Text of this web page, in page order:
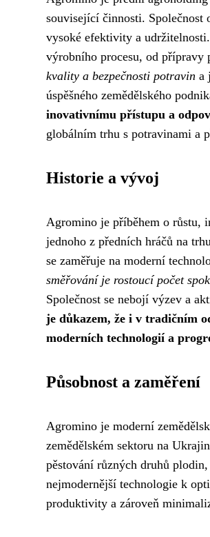
související činnosti. Společnost
vysoké efektivity a udržitelnosti.
výrobního procesu, od přípravy
kvality a bezpečnosti potravin a
úspěšného zemědělského
inovativnímu přístupu a
globálním trhu s potravinami a
Historie a vývoj
Agromino je příběhem o růstu,
jednoho z předních hráčů na
se zaměřuje na moderní
směřování je rostoucí počet
Společnost se nebojí výzev a
je důkazem, že i v tradičním
moderních technologií a
Působnost a zaměření
Agromino je moderní
zemědělském sektoru na
pěstování různých druhů
nejmodernější technologie k
produktivity a zároveň